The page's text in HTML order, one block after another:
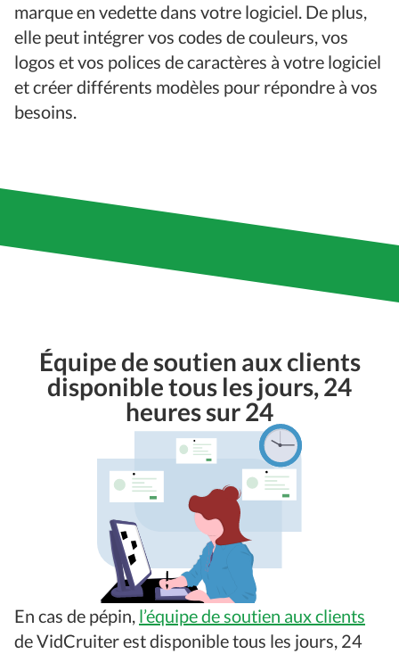
marque en vedette dans votre logiciel. De plus,
elle peut intégrer vos codes de couleurs, vos
logos et vos polices de caractères à votre logiciel
et créer différents modèles pour répondre à vos
besoins.
Équipe de soutien aux clients
disponible tous les jours, 24
heures sur 24
En cas de pépin, l’équipe de soutien aux clients
de VidCruiter est disponible tous les jours, 24